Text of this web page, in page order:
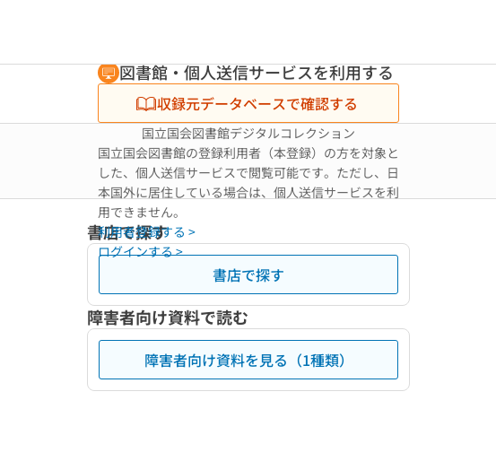
図書館・個人送信サービスを利用する
収録元データベースで確認する
国立国会図書館デジタルコレクション
国立国会図書館の登録利用者（本登録）の方を対象と
した、個人送信サービスで閲覧可能です。ただし、日
本国外に居住している場合は、個人送信サービスを利
用できません。
利用者登録する >
ログインする >
書店で探す
書店で探す
障害者向け資料で読む
障害者向け資料を見る（1種類）